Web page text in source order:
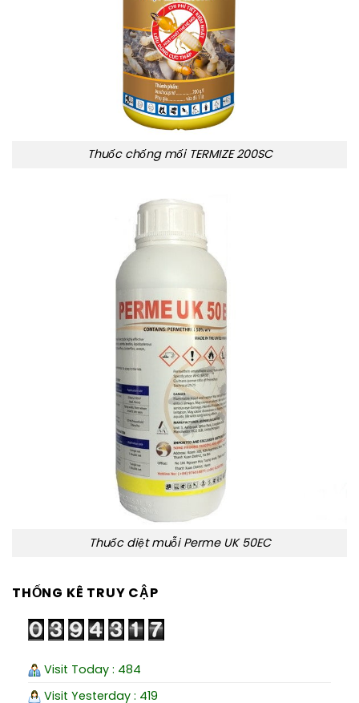
Thuốc chống mối TERMIZE 200SC
Thuốc diệt muỗi Perme UK 50EC
THỐNG KÊ TRUY CẬP
Visit Today : 484
Visit Yesterday : 419